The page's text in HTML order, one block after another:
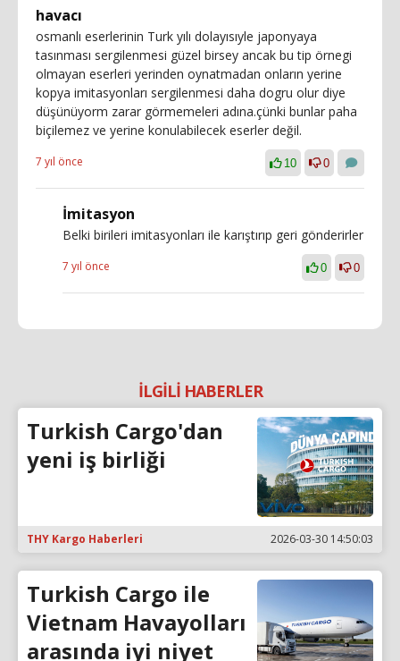
havacı
osmanlı eserlerinin Turk yılı dolayısıyle japonyaya
tasınması sergilenmesi güzel birsey ancak bu tip örnegi
olmayan eserleri yerinden oynatmadan onların yerine
kopya imitasyonları sergilenmesi daha dogru olur diye
düşünüyorm zarar görmemeleri adına.çünki bunlar paha
biçilemez ve yerine konulabilecek eserler değil.
7 yıl önce 10 0
İmitasyon
Belki birileri imitasyonları ile karıştırıp geri gönderirler
7 yıl önce 0 0
İLGİLİ HABERLER
Turkish Cargo'dan
yeni iş birliği
THY Kargo Haberleri 2026-03-30 14:50:03
Turkish Cargo ile
Vietnam Havayolları
arasında iyi niyet